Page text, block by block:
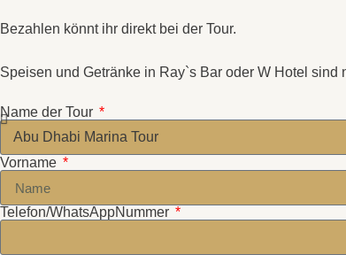
Bezahlen könnt ihr direkt bei der Tour.
Speisen und Getränke in Ray`s Bar oder W Hotel sind
Name der Tour
Vorname
Telefon/WhatsAppNummer